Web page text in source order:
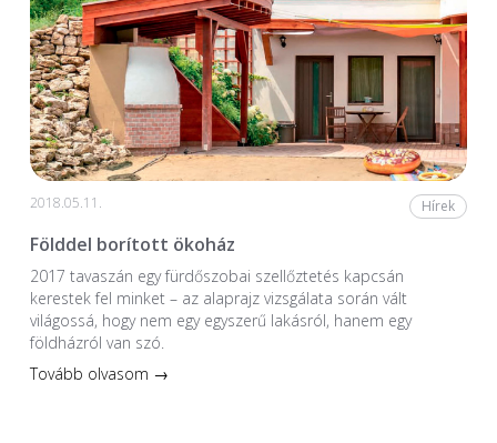
2018.05.11. Hírek
Földdel borított ökoház
2017 tavaszán egy fürdőszobai szellőztetés kapcsán
kerestek fel minket – az alaprajz vizsgálata során vált
világossá, hogy nem egy egyszerű lakásról, hanem egy
földházról van szó.
Tovább olvasom →